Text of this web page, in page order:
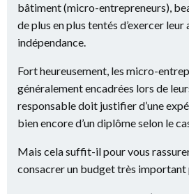
bâtiment (micro-entrepreneurs),
de plus en plus tentés d’exercer
indépendance.
Fort heureusement, les micro-
généralement encadrées lors de
responsable doit justifier d’une
bien encore d’un diplôme selon le
Mais cela suffit-il pour vous
consacrer un budget très important